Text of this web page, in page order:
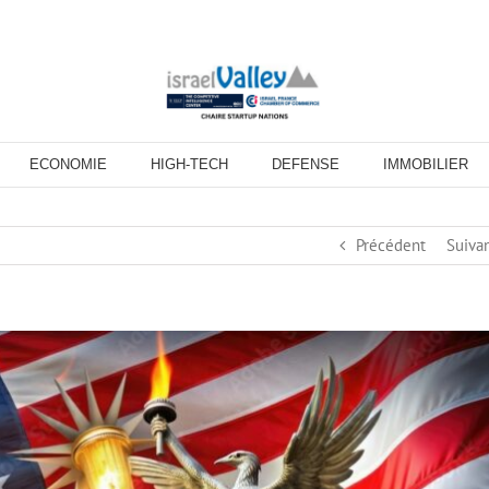
ECONOMIE HIGH-TECH DEFENSE IMMOBILIER
Précédent